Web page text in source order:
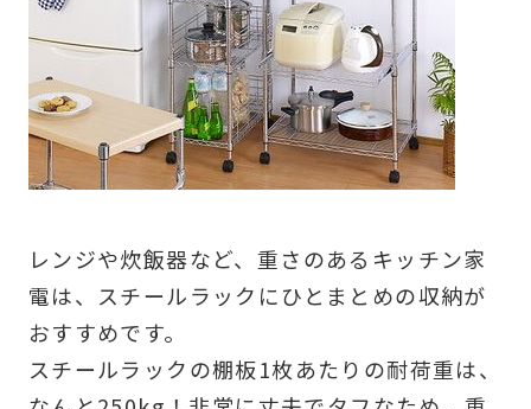
レンジや炊飯器など、重さのあるキッチン家
電は、スチールラックにひとまとめの収納が
おすすめです。
スチールラックの棚板1枚あたりの耐荷重は、